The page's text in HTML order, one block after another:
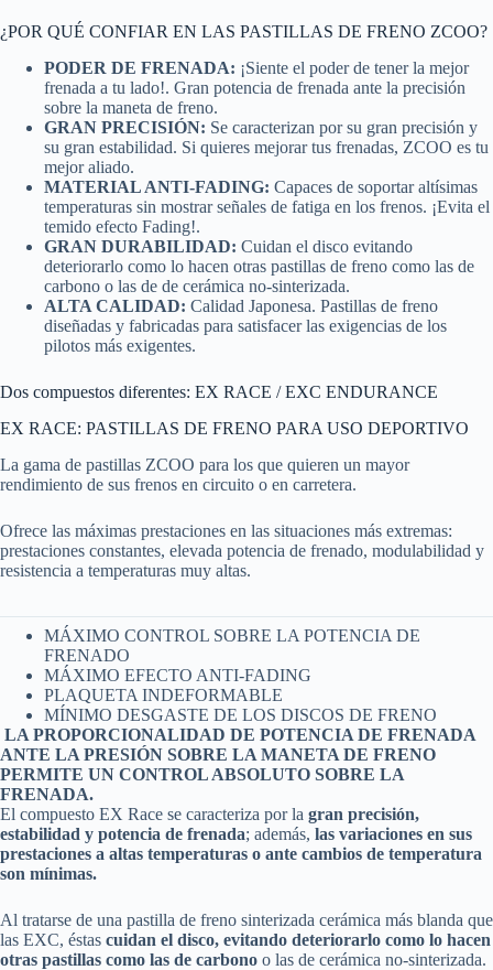
¿POR QUÉ CONFIAR EN LAS PASTILLAS DE FRENO ZCOO?
PODER DE FRENADA: ¡Siente el poder de tener la mejor
frenada a tu lado!. Gran potencia de frenada ante la precisión
sobre la maneta de freno.
GRAN PRECISIÓN: Se caracterizan por su gran precisión y
su gran estabilidad. Si quieres mejorar tus frenadas, ZCOO es tu
mejor aliado.
MATERIAL ANTI-FADING: Capaces de soportar altísimas
temperaturas sin mostrar señales de fatiga en los frenos. ¡Evita el
temido efecto Fading!.
GRAN DURABILIDAD: Cuidan el disco evitando
deteriorarlo como lo hacen otras pastillas de freno como las de
carbono o las de de cerámica no-sinterizada.
ALTA CALIDAD: Calidad Japonesa. Pastillas de freno
diseñadas y fabricadas para satisfacer las exigencias de los
pilotos más exigentes.
Dos compuestos diferentes: EX RACE / EXC ENDURANCE
EX RACE: PASTILLAS DE FRENO PARA USO DEPORTIVO
La gama de pastillas ZCOO para los que quieren un mayor
rendimiento de sus frenos en circuito o en carretera.
Ofrece las máximas prestaciones en las situaciones más extremas:
prestaciones constantes, elevada potencia de frenado, modulabilidad y
resistencia a temperaturas muy altas.
MÁXIMO CONTROL SOBRE LA POTENCIA DE
FRENADO
MÁXIMO EFECTO ANTI-FADING
PLAQUETA INDEFORMABLE
MÍNIMO DESGASTE DE LOS DISCOS DE FRENO
LA PROPORCIONALIDAD DE POTENCIA DE FRENADA
ANTE LA PRESIÓN SOBRE LA MANETA DE FRENO
PERMITE UN CONTROL ABSOLUTO SOBRE LA
FRENADA.
El compuesto EX Race se caracteriza por la gran precisión,
estabilidad y potencia de frenada; además, las variaciones en sus
prestaciones a altas temperaturas o ante cambios de temperatura
son mínimas.
Al tratarse de una pastilla de freno sinterizada cerámica más blanda que
las EXC, éstas cuidan el disco, evitando deteriorarlo como lo hacen
otras pastillas como las de carbono o las de cerámica no-sinterizada.